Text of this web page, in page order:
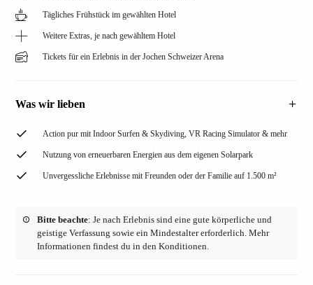
Tägliches Frühstück im gewählten Hotel
Weitere Extras, je nach gewähltem Hotel
Tickets für ein Erlebnis in der Jochen Schweizer Arena
Was wir lieben
Action pur mit Indoor Surfen & Skydiving, VR Racing Simulator & mehr
Nutzung von erneuerbaren Energien aus dem eigenen Solarpark
Unvergessliche Erlebnisse mit Freunden oder der Familie auf 1.500 m²
Bitte beachte: Je nach Erlebnis sind eine gute körperliche und
geistige Verfassung sowie ein Mindestalter erforderlich. Mehr
Informationen findest du in den Konditionen.